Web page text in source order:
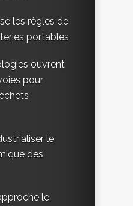
les règles de
portables
ouvrent
pour
le
des
le